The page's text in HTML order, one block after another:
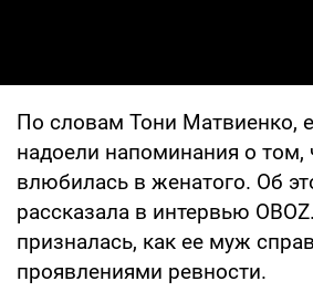
По словам Тони Матвиенко,
надоели напоминания о том,
влюбилась в женатого. Об
рассказала в интервью
призналась, как ее муж
проявлениями ревности.